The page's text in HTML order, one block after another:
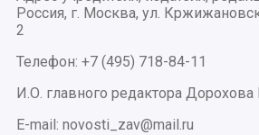
Россия, г. Москва, ул.
2
Телефон: +7 (495) 718-84-11
И.О. главного редактора Дорохова
E-mail: novosti_zav@mail.ru